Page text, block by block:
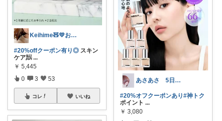
Keihime🧸💛お礼プロフにて💐
#20%offクーポン有り◎ スキン
ケア🧖 ...
￥ 5,445
0 3 53
コレ いいね
あさあさ 5日感謝🥺
#20%オフクーポンあり#神トク
ポイント ...
￥ 3,080